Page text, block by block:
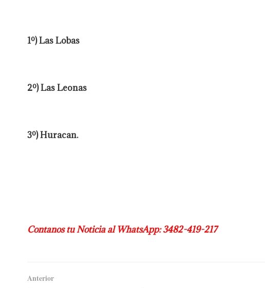
1º) Las Lobas
2º) Las Leonas
3º) Huracan.
Contanos tu Noticia al WhatsApp: 3482-419-217
Anterior